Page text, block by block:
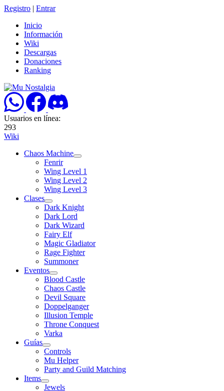
Registro | Entrar
Inicio
Información
Wiki
Descargas
Donaciones
Ranking
Usuarios en línea:
293
Wiki
Chaos Machine
Fenrir
Wing Level 1
Wing Level 2
Wing Level 3
Clases
Dark Knight
Dark Lord
Dark Wizard
Fairy Elf
Magic Gladiator
Rage Fighter
Summoner
Eventos
Blood Castle
Chaos Castle
Devil Square
Doppelganger
Illusion Temple
Throne Conquest
Varka
Guías
Controls
Mu Helper
Party and Guild Matching
Items
Jewels